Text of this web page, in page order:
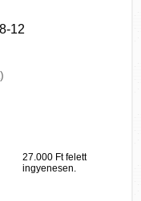
12
27.000 Ft felett
ingyenesen.